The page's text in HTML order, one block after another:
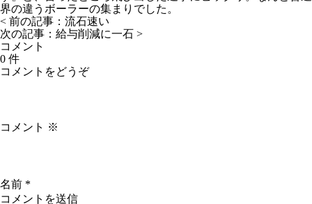
界の違うボーラーの集まりでした。
< 前の記事： 流石速い
次の記事： 給与削減に一石 >
コメント
0 件
コメントをどうぞ
コメント ※
名前 *